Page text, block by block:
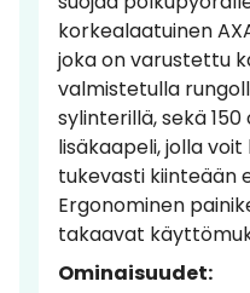
korkealaatuinen
joka on varustettu
valmistetulla
sylinterillä, sekä
lisäkaapeli, jolla
tukevasti kiinteään
Ergonominen
takaavat
Ominaisuudet: